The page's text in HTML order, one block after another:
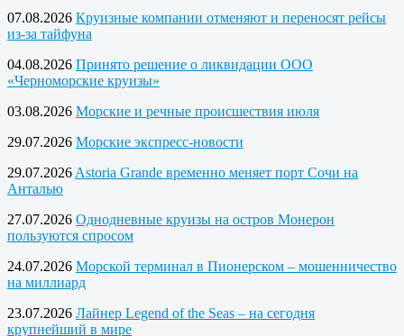
07.08.2026 Круизные компании отменяют и переносят рейсы
из-за тайфуна
04.08.2026 Принято решение о ликвидации ООО
«Черноморские круизы»
03.08.2026 Морские и речные происшествия июля
29.07.2026 Морские экспресс-новости
29.07.2026 Astoria Grande временно меняет порт Сочи на
Анталью
27.07.2026 Однодневные круизы на остров Монерон
пользуются спросом
24.07.2026 Морской терминал в Пионерском – мошенничество
на миллиард
23.07.2026 Лайнер Legend of the Seas – на сегодня
крупнейший в мире